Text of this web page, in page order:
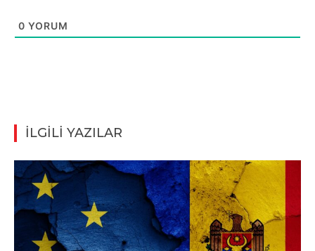
0 YORUM
İLGİLİ YAZILAR